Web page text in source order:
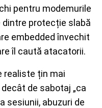
pentru modemurile
dintre protecție slabă
embedded învechit
îl caută atacatorii.
realiste țin mai
de sabotaj „ca
sesiunii, abuzuri de